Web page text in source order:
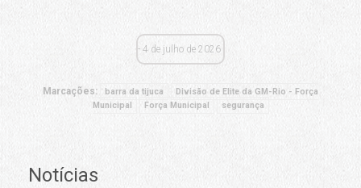
4 de julho de 2026
Marcações: barra da tijuca
Divisão de Elite da GM-Rio - Força
Municipal
Força Municipal segurança
Notícias